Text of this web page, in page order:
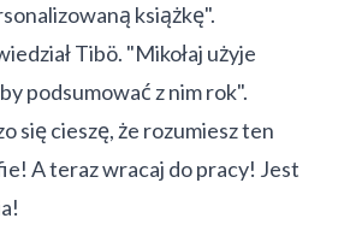
książkę".
Tibö. "Mikołaj użyje
podsumować z nim rok".
się cieszę, że rozumiesz ten
A teraz wracaj do pracy! Jest